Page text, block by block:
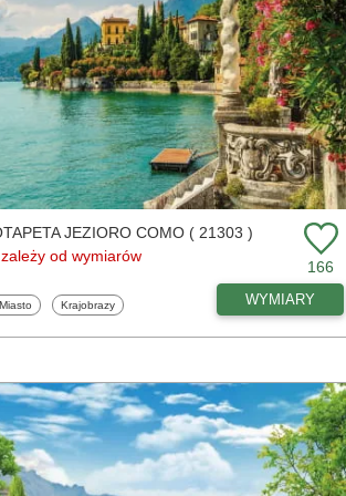
JEZIORO COMO ( 21303 )
od wymiarów
166
Fototapety
Krajobrazy WYMIARY